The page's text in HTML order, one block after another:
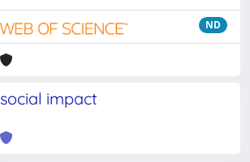
ND
social impact